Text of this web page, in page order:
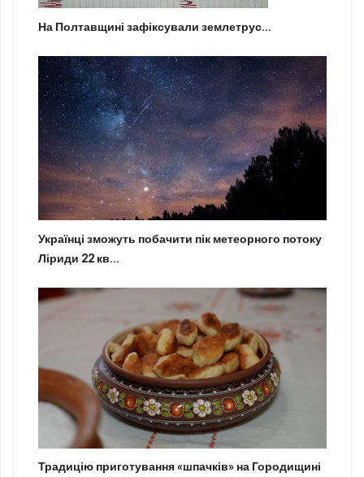
На Полтавщині зафіксували землетрус...
Українці зможуть побачити пік метеорного потоку
Ліриди 22 кв...
Традицію приготування «шпачків» на Городищині